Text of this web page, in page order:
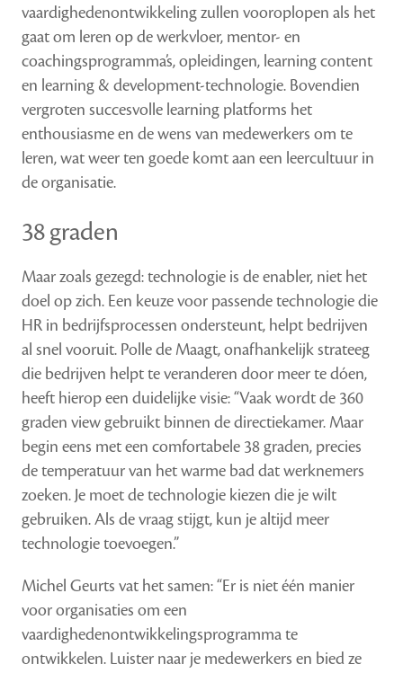
vaardighedenontwikkeling zullen vooroplopen als het
gaat om leren op de werkvloer, mentor- en
coachingsprogramma’s, opleidingen, learning content
en learning & development-technologie. Bovendien
vergroten succesvolle learning platforms het
enthousiasme en de wens van medewerkers om te
leren, wat weer ten goede komt aan een leercultuur in
de organisatie.
38 graden
Maar zoals gezegd: technologie is de enabler, niet het
doel op zich. Een keuze voor passende technologie die
HR in bedrijfsprocessen ondersteunt, helpt bedrijven
al snel vooruit. Polle de Maagt, onafhankelijk strateeg
die bedrijven helpt te veranderen door meer te dóen,
heeft hierop een duidelijke visie: “Vaak wordt de 360
graden view gebruikt binnen de directiekamer. Maar
begin eens met een comfortabele 38 graden, precies
de temperatuur van het warme bad dat werknemers
zoeken. Je moet de technologie kiezen die je wilt
gebruiken. Als de vraag stijgt, kun je altijd meer
technologie toevoegen.”
Michel Geurts vat het samen: “Er is niet één manier
voor organisaties om een
vaardighedenontwikkelingsprogramma te
ontwikkelen. Luister naar je medewerkers en bied ze